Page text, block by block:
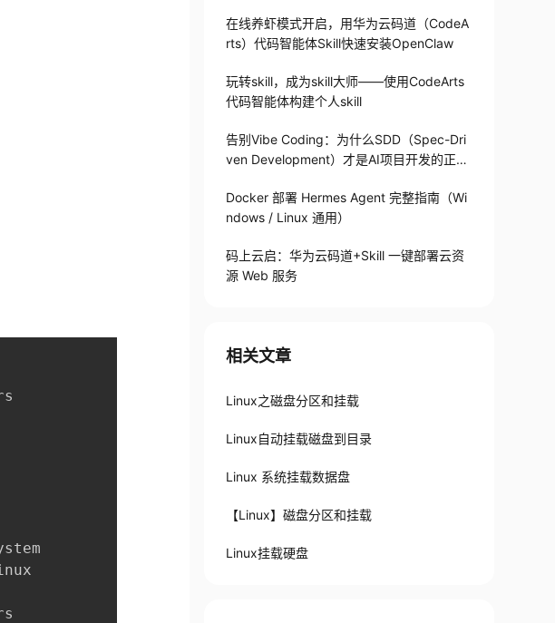
在线养虾模式开启，用华为云码道（CodeA
rts）代码智能体Skill快速安装OpenClaw
玩转skill，成为skill大师——使用CodeArts
代码智能体构建个人skill
告别Vibe Coding：为什么SDD（Spec-Dri
ven Development）才是AI项目开发的正确
Docker 部署 Hermes Agent 完整指南（Wi
ndows / Linux 通用）
码上云启：华为云码道+Skill 一键部署云资
源 Web 服务
相关文章
Linux之磁盘分区和挂载
Linux自动挂载磁盘到目录
Linux 系统挂载数据盘
【Linux】磁盘分区和挂载
Linux挂载硬盘